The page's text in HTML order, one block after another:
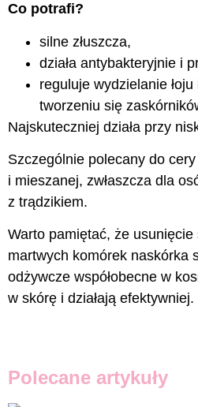
Co potrafi?
silne złuszcza,
działa antybakteryjnie i
reguluje wydzielanie łoju
tworzeniu się
Najskuteczniej działa przy
Szczególnie polecany do cery
i mieszanej, zwłaszcza dla
z trądzikiem.
Warto pamiętać, że usunięcie
martwych komórek naskórka
odżywcze współobecne w
w skórę i działają efektywniej.
Polecane artykuły